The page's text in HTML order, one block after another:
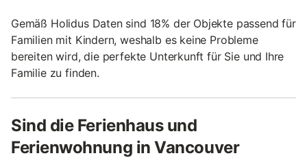
Gemäß Holidus Daten sind 18% der Objekte passend für
Familien mit Kindern, weshalb es keine Probleme
bereiten wird, die perfekte Unterkunft für Sie und Ihre
Familie zu finden.
Sind die Ferienhaus und
Ferienwohnung in Vancouver